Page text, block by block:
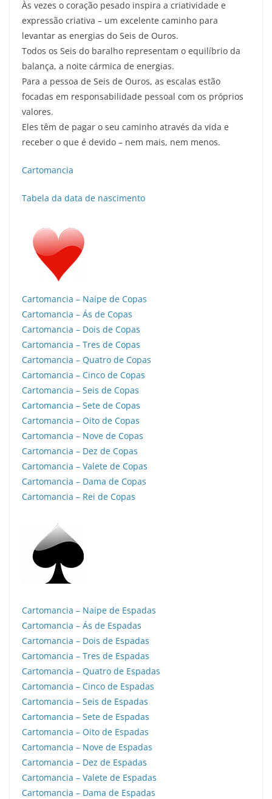
Às vezes o coração pesado inspira a criatividade e
expressão criativa – um excelente caminho para
levantar as energias do Seis de Ouros.
Todos os Seis do baralho representam o equilíbrio da
balança, a noite cármica de energias.
Para a pessoa de Seis de Ouros, as escalas estão
focadas em responsabilidade pessoal com os próprios
valores.
Eles têm de pagar o seu caminho através da vida e
receber o que é devido – nem mais, nem menos.
Cartomancia
Tabela da data de nascimento
Cartomancia – Naipe de Copas
Cartomancia – Ás de Copas
Cartomancia – Dois de Copas
Cartomancia – Tres de Copas
Cartomancia – Quatro de Copas
Cartomancia – Cinco de Copas
Cartomancia – Seis de Copas
Cartomancia – Sete de Copas
Cartomancia – Oito de Copas
Cartomancia – Nove de Copas
Cartomancia – Dez de Copas
Cartomancia – Valete de Copas
Cartomancia – Dama de Copas
Cartomancia – Rei de Copas
Cartomancia – Naipe de Espadas
Cartomancia – Ás de Espadas
Cartomancia – Dois de Espadas
Cartomancia – Tres de Espadas
Cartomancia – Quatro de Espadas
Cartomancia – Cinco de Espadas
Cartomancia – Seis de Espadas
Cartomancia – Sete de Espadas
Cartomancia – Oito de Espadas
Cartomancia – Nove de Espadas
Cartomancia – Dez de Espadas
Cartomancia – Valete de Espadas
Cartomancia – Dama de Espadas